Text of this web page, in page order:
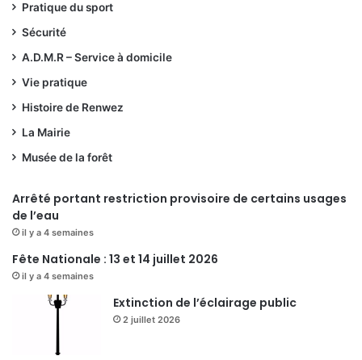
Pratique du sport
Sécurité
A.D.M.R – Service à domicile
Vie pratique
Histoire de Renwez
La Mairie
Musée de la forêt
Arrêté portant restriction provisoire de certains usages
de l’eau
il y a 4 semaines
Fête Nationale : 13 et 14 juillet 2026
il y a 4 semaines
Extinction de l’éclairage public
2 juillet 2026